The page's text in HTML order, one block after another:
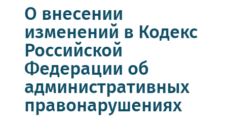
О внесении
изменений в Кодекс
Российской
Федерации об
административных
правонарушениях